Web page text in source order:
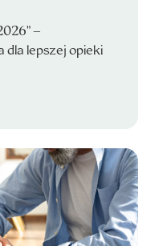
–
dla lepszej opieki